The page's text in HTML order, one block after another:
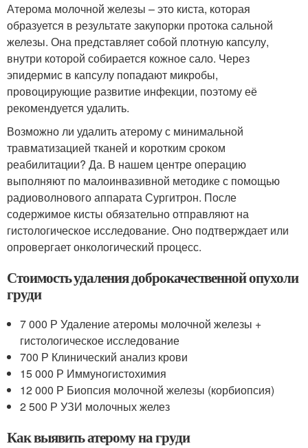
Атерома молочной железы – это киста, которая
образуется в результате закупорки протока сальной
железы. Она представляет собой плотную капсулу,
внутри которой собирается кожное сало. Через
эпидермис в капсулу попадают микробы,
провоцирующие развитие инфекции, поэтому её
рекомендуется удалить.
Возможно ли удалить атерому с минимальной
травматизацией тканей и коротким сроком
реабилитации? Да. В нашем центре операцию
выполняют по малоинвазивной методике с помощью
радиоволнового аппарата Сургитрон. После
содержимое кисты обязательно отправляют на
гистологическое исследование. Оно подтверждает или
опровергает онкологический процесс.
Стоимость удаления доброкачественной опухоли
груди
7 000 Р Удаление атеромы молочной железы +
гистологическое исследование
700 Р Клинический анализ крови
15 000 Р Иммуногистохимия
12 000 Р Биопсия молочной железы (корбиопсия)
2 500 Р УЗИ молочных желез
Как выявить атерому на груди